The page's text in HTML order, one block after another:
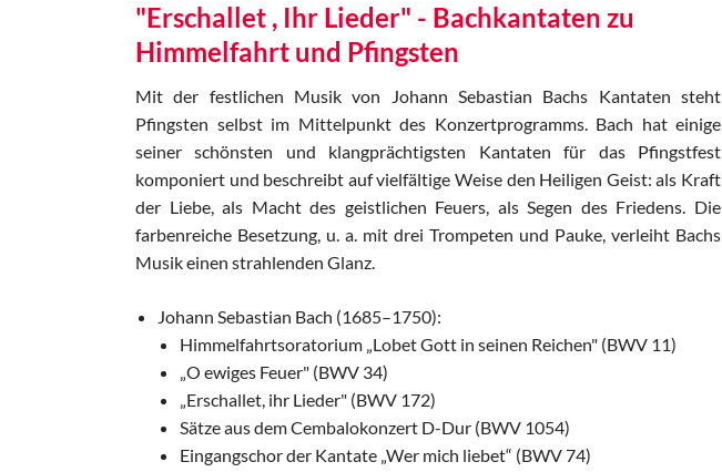
"Erschallet , Ihr Lieder" - Bachkantaten zu
Himmelfahrt und Pfingsten
Mit der festlichen Musik von Johann Sebastian Bachs Kantaten steht
Pfingsten selbst im Mittelpunkt des Konzertprogramms. Bach hat einige
seiner schönsten und klangprächtigsten Kantaten für das Pfingstfest
komponiert und beschreibt auf vielfältige Weise den Heiligen Geist: als Kraft
der Liebe, als Macht des geistlichen Feuers, als Segen des Friedens. Die
farbenreiche Besetzung, u. a. mit drei Trompeten und Pauke, verleiht Bachs
Musik einen strahlenden Glanz.
Johann Sebastian Bach (1685–1750):
Himmelfahrtsoratorium „Lobet Gott in seinen Reichen" (BWV 11)
„O ewiges Feuer" (BWV 34)
„Erschallet, ihr Lieder" (BWV 172)
Sätze aus dem Cembalokonzert D-Dur (BWV 1054)
Eingangschor der Kantate „Wer mich liebet“ (BWV 74)